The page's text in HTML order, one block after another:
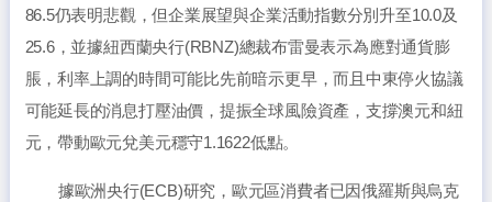
86.5仍表明悲觀，但企業展望與企業活動指數分別升至10.0及
25.6，並據紐西蘭央行(RBNZ)總裁布雷曼表示為應對通貨膨
脹，利率上調的時間可能比先前暗示更早，而且中東停火協議
可能延長的消息打壓油價，提振全球風險資產，支撐澳元和紐
元，帶動歐元兌美元穩守1.1622低點。
據歐洲央行(ECB)研究，歐元區消費者已因俄羅斯與烏克